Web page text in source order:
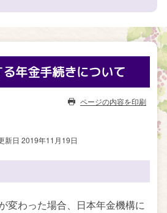
年金手続きについて
ページの内容を印刷
新日 2019年11月19日
変わった場合、日本年金機構に